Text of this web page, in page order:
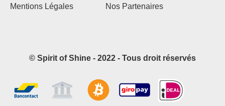
Mentions Légales
Nos Partenaires
© Spirit of Shine - 2022 - Tous droit réservés